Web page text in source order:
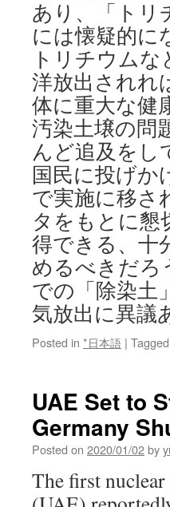
あり、「トリ
には懐疑的に
トリチウム
洋放出されれ
体に重大な健
汚染土壌の問
んど追及をし
国民に投げか
で実施に移さ
タをもとに懇
得できる、十
めるべきだろ
での「除染土
気放出に異議
Posted in *日本語 | Tagged
UAE Set to
Germany
Posted on 2020/01/02by
The first